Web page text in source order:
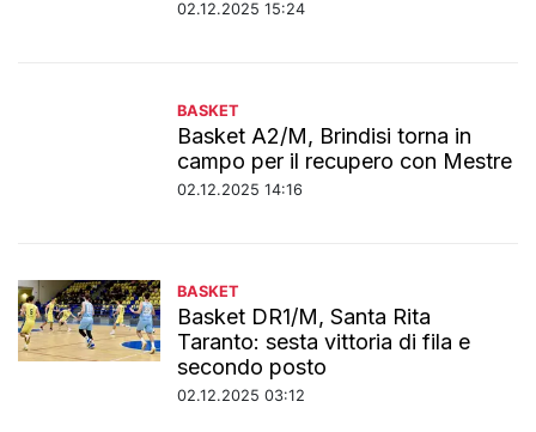
02.12.2025 15:24
BASKET
Basket A2/M, Brindisi torna in
campo per il recupero con Mestre
02.12.2025 14:16
BASKET
Basket DR1/M, Santa Rita
Taranto: sesta vittoria di fila e
secondo posto
02.12.2025 03:12